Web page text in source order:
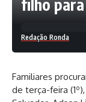
filho para
Redação Ronda
Familiares
de terça-feira